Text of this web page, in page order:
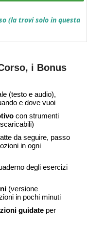
(la trovi solo in questa
i Bonus
(testo e audio),
e dove vuoi
con strumenti
da seguire, passo
in ogni
degli esercizi
(versione
in pochi minuti
guidateper